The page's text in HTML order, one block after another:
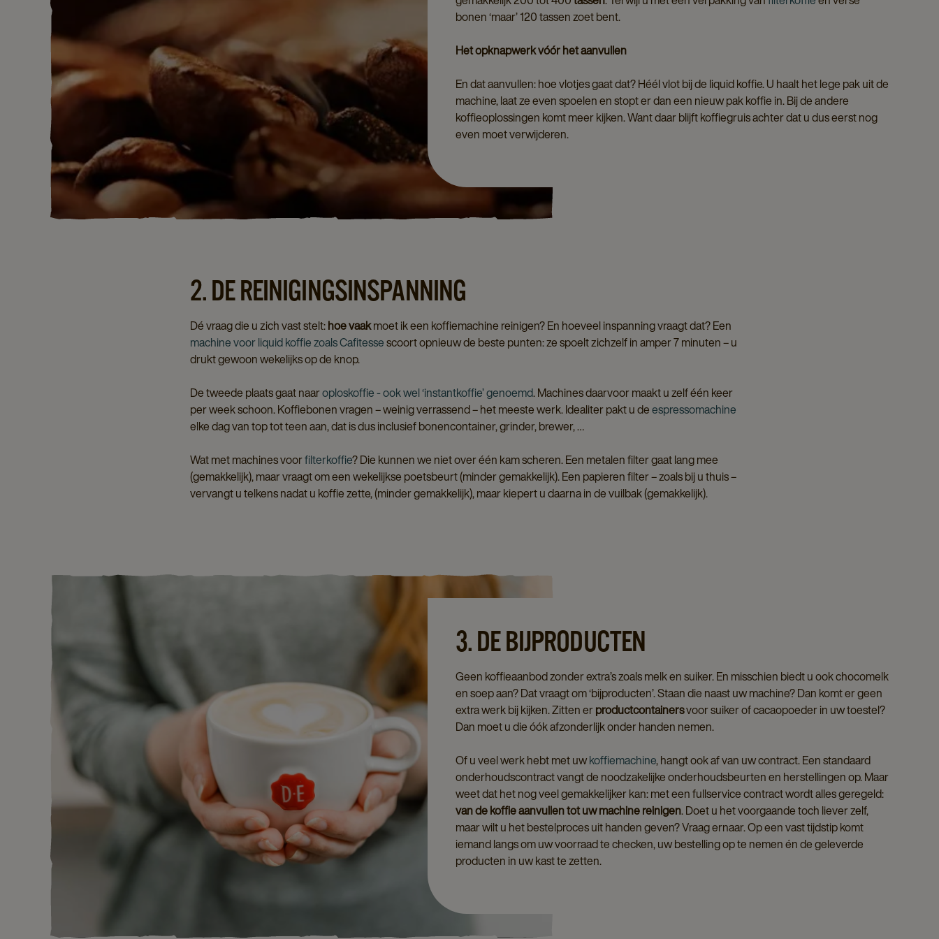
bonen ‘maar’ 120 tassen zoet bent.
Het opknapwerk vóór het aanvullen
En dat aanvullen: hoe vlotjes gaat dat? Héél vlot bij de liquid koffie. U haalt het lege pak uit de
machine, laat ze even spoelen en stopt er dan een nieuw pak koffie in. Bij de andere
koffieoplossingen komt meer kijken. Want daar blijft koffiegruis achter dat u dus eerst nog
even moet verwijderen.
2. DE REINIGINGSINSPANNING
Dé vraag die u zich vast stelt:hoe vaakmoet ik een koffiemachine reinigen? En hoeveel inspanning vraagt dat? Een
machine voor liquid koffie zoals Cafitessescoort opnieuw de beste punten: ze spoelt zichzelf in amper 7 minuten – u
drukt gewoon wekelijks op de knop.
De tweede plaats gaat naaroploskoffie - ook wel ‘instantkoffie’ genoemd. Machines daarvoor maakt u zelf één keer
per week schoon. Koffiebonen vragen – weinig verrassend – het meeste werk. Idealiter pakt u deespressomachine
elke dag van top tot teen aan, dat is dus inclusief bonencontainer, grinder, brewer, …
Wat met machines voorfilterkoffie? Die kunnen we niet over één kam scheren. Een metalen filter gaat lang mee
(gemakkelijk), maar vraagt om een wekelijkse poetsbeurt (minder gemakkelijk). Een papieren filter – zoals bij u thuis –
vervangt u telkens nadat u koffie zette, (minder gemakkelijk), maar kiepert u daarna in de vuilbak (gemakkelijk).
3. DE BIJPRODUCTEN
Geen koffieaanbod zonder extra’s zoals melk en suiker. En misschien biedt u ook chocomelk
en soep aan? Dat vraagt om ‘bijproducten’. Staan die naast uw machine? Dan komt er geen
extra werk bij kijken. Zitten erproductcontainersvoor suiker of cacaopoeder in uw toestel?
Dan moet u die óók afzonderlijk onder handen nemen.
Of u veel werk hebt met uwkoffiemachine, hangt ook af van uw contract. Een standaard
onderhoudscontract vangt de noodzakelijke onderhoudsbeurten en herstellingen op. Maar
weet dat het nog veel gemakkelijker kan: met een fullservice contract wordt alles geregeld:
van de koffie aanvullen tot uw machine reinigen. Doet u het voorgaande toch liever zelf,
maar wilt u het bestelproces uit handen geven? Vraag ernaar. Op een vast tijdstip komt
iemand langs om uw voorraad te checken, uw bestelling op te nemen én de geleverde
producten in uw kast te zetten.